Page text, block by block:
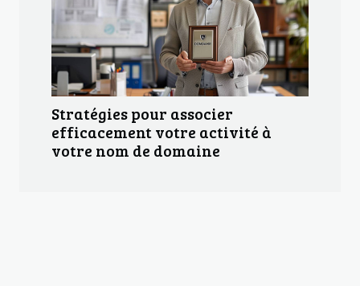
Stratégies pour associer
efficacement votre activité à
votre nom de domaine